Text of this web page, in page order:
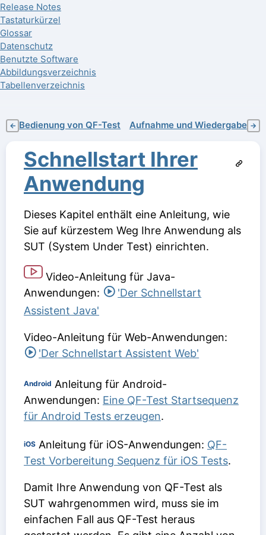
Release Notes
Tastaturkürzel
Glossar
Datenschutz
Benutzte Software
Abbildungsverzeichnis
Tabellenverzeichnis
← Bedienung von QF-Test Aufnahme und Wiedergabe →
Schnellstart Ihrer
Anwendung
Dieses Kapitel enthält eine Anleitung, wie
Sie auf kürzestem Weg Ihre Anwendung als
SUT (System Under Test) einrichten.
Video-Anleitung für Java-
Anwendungen:
'Der Schnellstart
Assistent Java'
Video-Anleitung für Web-Anwendungen:
'Der Schnellstart Assistent Web'
Android Anleitung für Android-
Anwendungen: Eine QF-Test Startsequenz
für Android Tests erzeugen.
iOS Anleitung für iOS-Anwendungen: QF-
Test Vorbereitung Sequenz für iOS Tests.
Damit Ihre Anwendung von QF-Test als
SUT wahrgenommen wird, muss sie im
einfachen Fall aus QF-Test heraus